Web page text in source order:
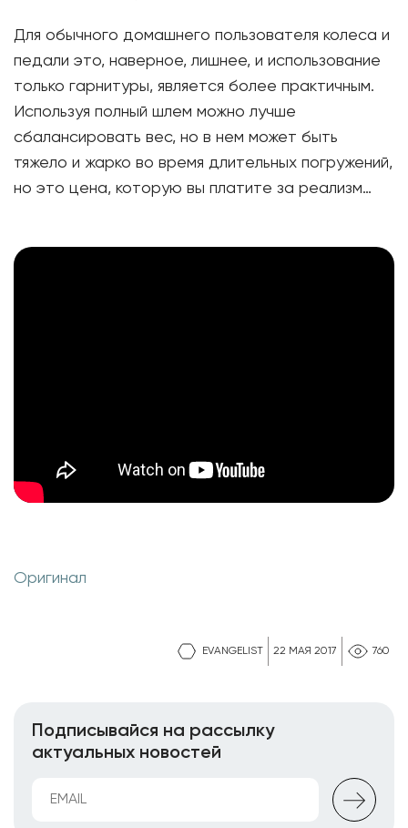
EVANGELIST 22 МАЯ 2017 760
Для обычного домашнего пользователя колеса и
педали это, наверное, лишнее, и использование
только гарнитуры, является более практичным.
Используя полный шлем можно лучше
сбалансировать вес, но в нем может быть
тяжело и жарко во время длительных погружений,
но это цена, которую вы платите за реализм…
Оригинал
Подписывайся на рассылку
актуальных новостей